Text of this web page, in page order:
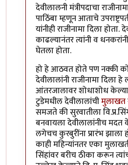
देवीलालनी मंत्रीपदाचा
पाठिंबा म्हणून आताचे
यांनीही राजीनामा दिला
काढल्यानंतर त्यांनी व
घेतला होता.
हो हे आठवत होते पण नक्की
देवीलालांनी राजीनामा दिला हे
आंतरजालावर शोधाशोध
टुडेमधील देवीलालांचीमुलाखत
समजते की सुरवातीला
बनवायला देवीलालांनीच मदत
लगेचच कुरबुरींना प्रारंभ झाला
काही महिन्यांनतर एका
सिंहांवर बरीच ठीका करून